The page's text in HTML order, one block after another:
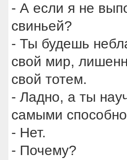
- А если я не
свиньей?
- Ты будешь
свой мир,
свой тотем.
- Ладно, а ты
самыми
- Нет.
- Почему?